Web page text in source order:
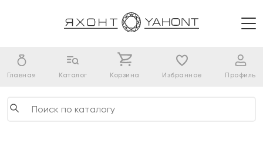
Главная Каталог Корзина Избранное Профиль